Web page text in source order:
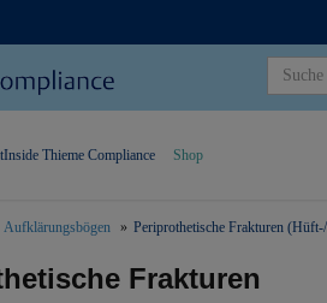
Inside Thieme Compliance Shop
Aufklärungsbögen Periprothetische Frakturen
Frakturen